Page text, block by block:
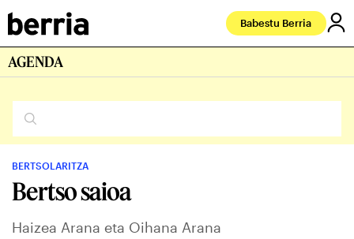
Babestu Berria
AGENDA
BERTSOLARITZA
Bertso saioa
Haizea Arana eta Oihana Arana